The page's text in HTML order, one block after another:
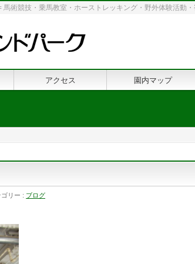
術競技・乗馬教室・ホーストレッキング・野外体験活動
アクセス 園内マップ
ゴリー : ブログ